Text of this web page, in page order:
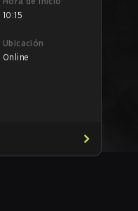
10:15
Ubicación
Online